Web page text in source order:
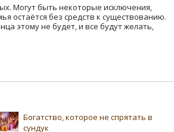
Могут быть некоторые исключения,
остаётся без средств к существованию.
этому не будет, и все будут желать,
Богатство, которое не спрятать в
сундук